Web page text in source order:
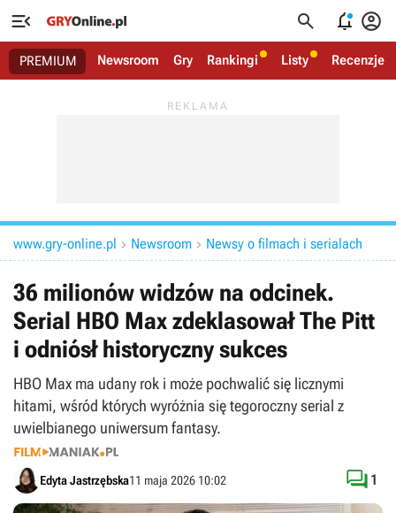
   
PREMIUM Newsroom Gry Rankingi Listy Recenzje
www.gry-online.pl  Newsroom  Newsy o filmach i serialach
36 milionów widzów na odcinek.
Serial HBO Max zdeklasował The Pitt
i odniósł historyczny sukces
HBO Max ma udany rok i może pochwalić się licznymi
hitami, wśród których wyróżnia się tegoroczny serial z
uwielbianego uniwersum fantasy.
Edyta Jastrzębska11 maja 2026 10:02  1